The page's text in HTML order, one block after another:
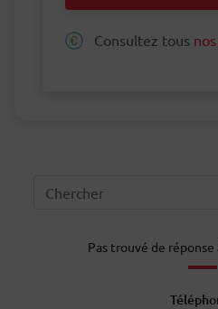
Consultez tous
Pas trouvé de